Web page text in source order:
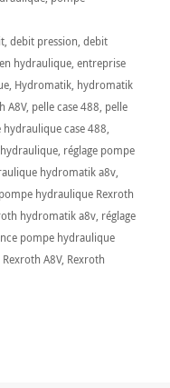
, debit pression, debit
hydraulique, entreprise
, Hydromatik, hydromatik
A8V, pelle case 488, pelle
hydraulique case 488,
, réglage pompe
hydromatik a8v,
hydraulique Rexroth
hydromatik a8v, réglage
pompe hydraulique
Rexroth A8V, Rexroth